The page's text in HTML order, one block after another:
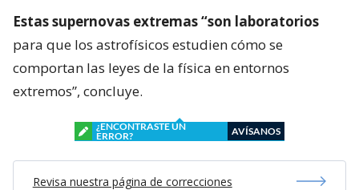
Estas supernovas extremas “son laboratorios
para que los astrofísicos estudien cómo se
comportan las leyes de la física en entornos
extremos”, concluye.
¿ENCONTRASTE UN
ERROR?
AVÍSANOS
Revisa nuestra página de correcciones